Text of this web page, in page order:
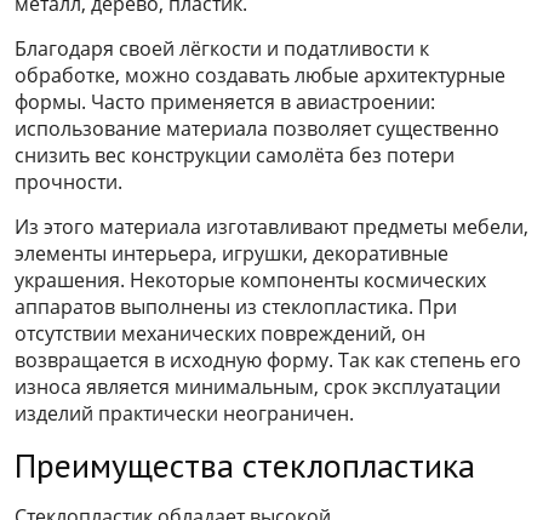
Благодаря своей лёгкости и податливости к
обработке, можно создавать любые архитектурные
формы. Часто применяется в авиастроении:
использование материала позволяет существенно
снизить вес конструкции самолёта без потери
прочности.
Из этого материала изготавливают предметы мебели,
элементы интерьера, игрушки, декоративные
украшения. Некоторые компоненты космических
аппаратов выполнены из стеклопластика. При
отсутствии механических повреждений, он
возвращается в исходную форму. Так как степень его
износа является минимальным, срок эксплуатации
изделий практически неограничен.
Преимущества стеклопластика